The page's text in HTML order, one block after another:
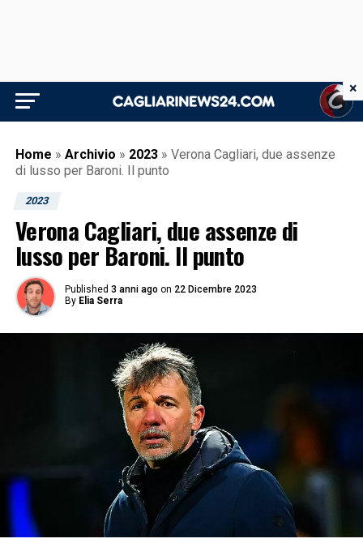
Home » Archivio » 2023 » Verona Cagliari, due assenze
di lusso per Baroni. Il punto
2023
Verona Cagliari, due assenze di
lusso per Baroni. Il punto
Published 3 anni ago on 22 Dicembre 2023
By Elia Serra
×